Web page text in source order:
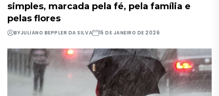
simples, marcada pela fé, pela família e
pelas flores
BYJULIANO BEPPLER DA SILVA 15 DE JANEIRO DE 2026